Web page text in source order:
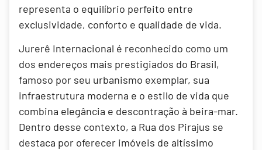
representa o equilíbrio perfeito entre
exclusividade, conforto e qualidade de vida.
Jurerê Internacional é reconhecido como um
dos endereços mais prestigiados do Brasil,
famoso por seu urbanismo exemplar, sua
infraestrutura moderna e o estilo de vida que
combina elegância e descontração à beira-mar.
Dentro desse contexto, a Rua dos Pirajus se
destaca por oferecer imóveis de altíssimo